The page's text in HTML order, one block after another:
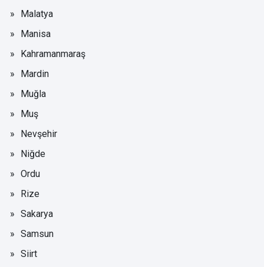
Malatya
Manisa
Kahramanmaraş
Mardin
Muğla
Muş
Nevşehir
Niğde
Ordu
Rize
Sakarya
Samsun
Siirt